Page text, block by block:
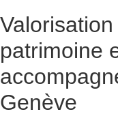
patrimoine
Genève